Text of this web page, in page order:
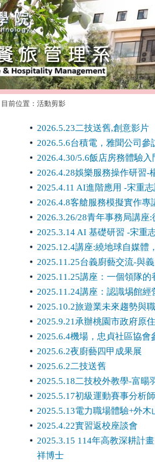
目前位置：活動剪影
2026.5.23二技送舊,創意影片
2026.5.6台積電，雅聞公司參
2026.4.30/5.6飯店房務體驗
2026.4.28娛樂服務操作研習-
2025.4.11 AI進階應用 -宋重
2026.4.8客艙服務模擬實作
2026.3.26/28青年事務局講座
2025.3.14 AI 基礎研習 -宋重
2025.12.4講座:繞地球自媒體
2025.11.25台義廚藝交流-與
2025.11.25講座：一個領隊
2025.11.24講座：認識埸館
2025.10.2旅遊業未來趨勢與
2025.9.21承辦桃園市政府原
2025.6.4機場，忠貞社區協會
2025.6.2夜廚藝四甲成果展
2025.6.2二技送舊
2025.5.18二技校外教學-富暘
2025.5.17初級運動賽事分析
2025.5.13電力職場體驗+外木
2025.4.22實習返校座談會
2025.3.15 114年高教深耕計
祥博士